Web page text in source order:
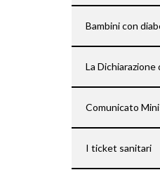
Bambini con
La
Comunicato
I ticket sanitari